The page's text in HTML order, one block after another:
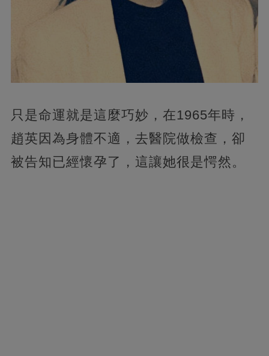
只是命運就是這麼巧妙，在1965年時，
趙英因為身體不適，去醫院做檢查，卻
被告知已經懷孕了，這讓她很是愕然。